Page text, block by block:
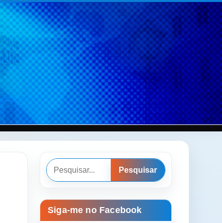
Pesquisar
Pesquisar
Siga-me no Facebook